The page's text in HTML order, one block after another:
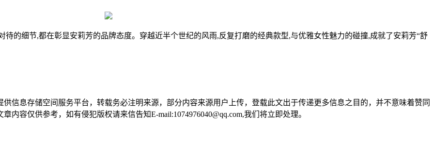
细节,都在彰显安莉芳的品牌态度。穿越近半个世纪的风雨,反复打磨的经典款型,与优雅女性魅力的碰撞,成就了安莉芳“舒
供信息存储空间服务平台，转载务必注明来源，部分内容来源用户上传，登载此文出于传递更多信息之目的，并不意味着赞同
容仅供参考，如有侵犯版权请来信告知E-mail:1074976040@qq.com,我们将立即处理。